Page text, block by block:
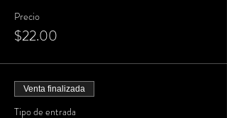
Precio
$22.00
Venta finalizada
Tipo de entrada